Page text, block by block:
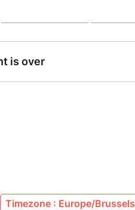
Timezone : Europe/Brussels